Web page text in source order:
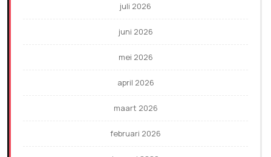
juli 2026
juni 2026
mei 2026
april 2026
maart 2026
februari 2026